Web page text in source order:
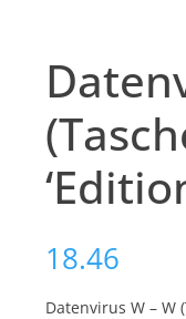
18.46
Datenvirus W – W